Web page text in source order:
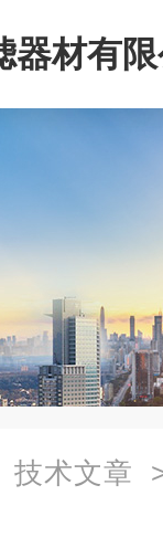
器材有
技术文章